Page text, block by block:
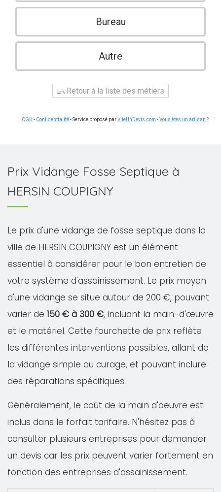
Bureau
Autre
Retour à la liste des métiers
CGU - Confidentialité- Service proposé parViteUnDevis.com -Vous êtes un artisan ?
Prix Vidange Fosse Septique à
HERSIN COUPIGNY
Le prix d'une vidange de fosse septique dans la
ville de HERSIN COUPIGNY est un élément
essentiel à considérer pour le bon entretien de
votre système d'assainissement. Le prix moyen
d'une vidange se situe autour de 200 €, pouvant
varier de 150 € à 300 €, incluant la main-d'œuvre
et le matériel. Cette fourchette de prix reflète
les différentes interventions possibles, allant de
la vidange simple au curage, et pouvant inclure
des réparations spécifiques.
Généralement, le coût de la main d'oeuvre est
inclus dans le forfait tarifaire. N'hésitez pas à
consulter plusieurs entreprises pour demander
un devis car les prix peuvent varier fortement en
fonction des entreprises d'assainissement.